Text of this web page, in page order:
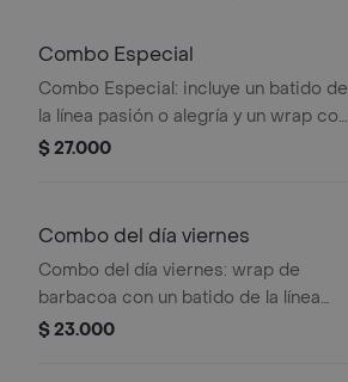
Combo Especial
Combo Especial: incluye un batido de
la línea pasión o alegría y un wrap con
el sabor de tu elección.
$ 27.000
Combo del día viernes
Combo del día viernes: wrap de
barbacoa con un batido de la línea
alegría.
$ 23.000